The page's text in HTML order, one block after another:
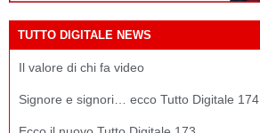
TUTTO DIGITALE NEWS
Il valore di chi fa video
Signore e signori… ecco Tutto Digitale 174